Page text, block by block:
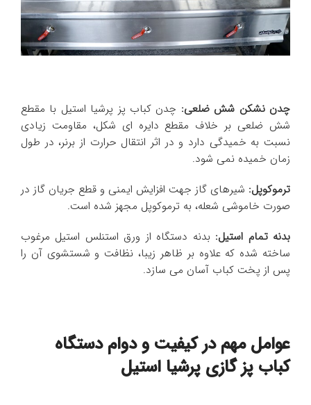
چدن نشکن شش ضلعی: چدن کباب پز پرشیا استیل با مقطع
شش ضلعی بر خلاف مقطع دایره ای شکل، مقاومت زیادی
نسبت به خمیدگی دارد و در اثر انتقال حرارت از برنر، در طول
زمان خمیده نمی شود.
ترموکوپل: شیرهای گاز جهت افزایش ایمنی و قطع جریان گاز در
صورت خاموشی شعله، به ترموکوپل مجهز شده است.
بدنه تمام استیل: بدنه دستگاه از ورق استنلس استیل مرغوب
ساخته شده که علاوه بر ظاهر زیبا، نظافت و شستشوی آن را
پس از پخت کباب آسان می سازد.
عوامل مهم در کیفیت و دوام دستگاه
کباب پز گازی پرشیا استیل